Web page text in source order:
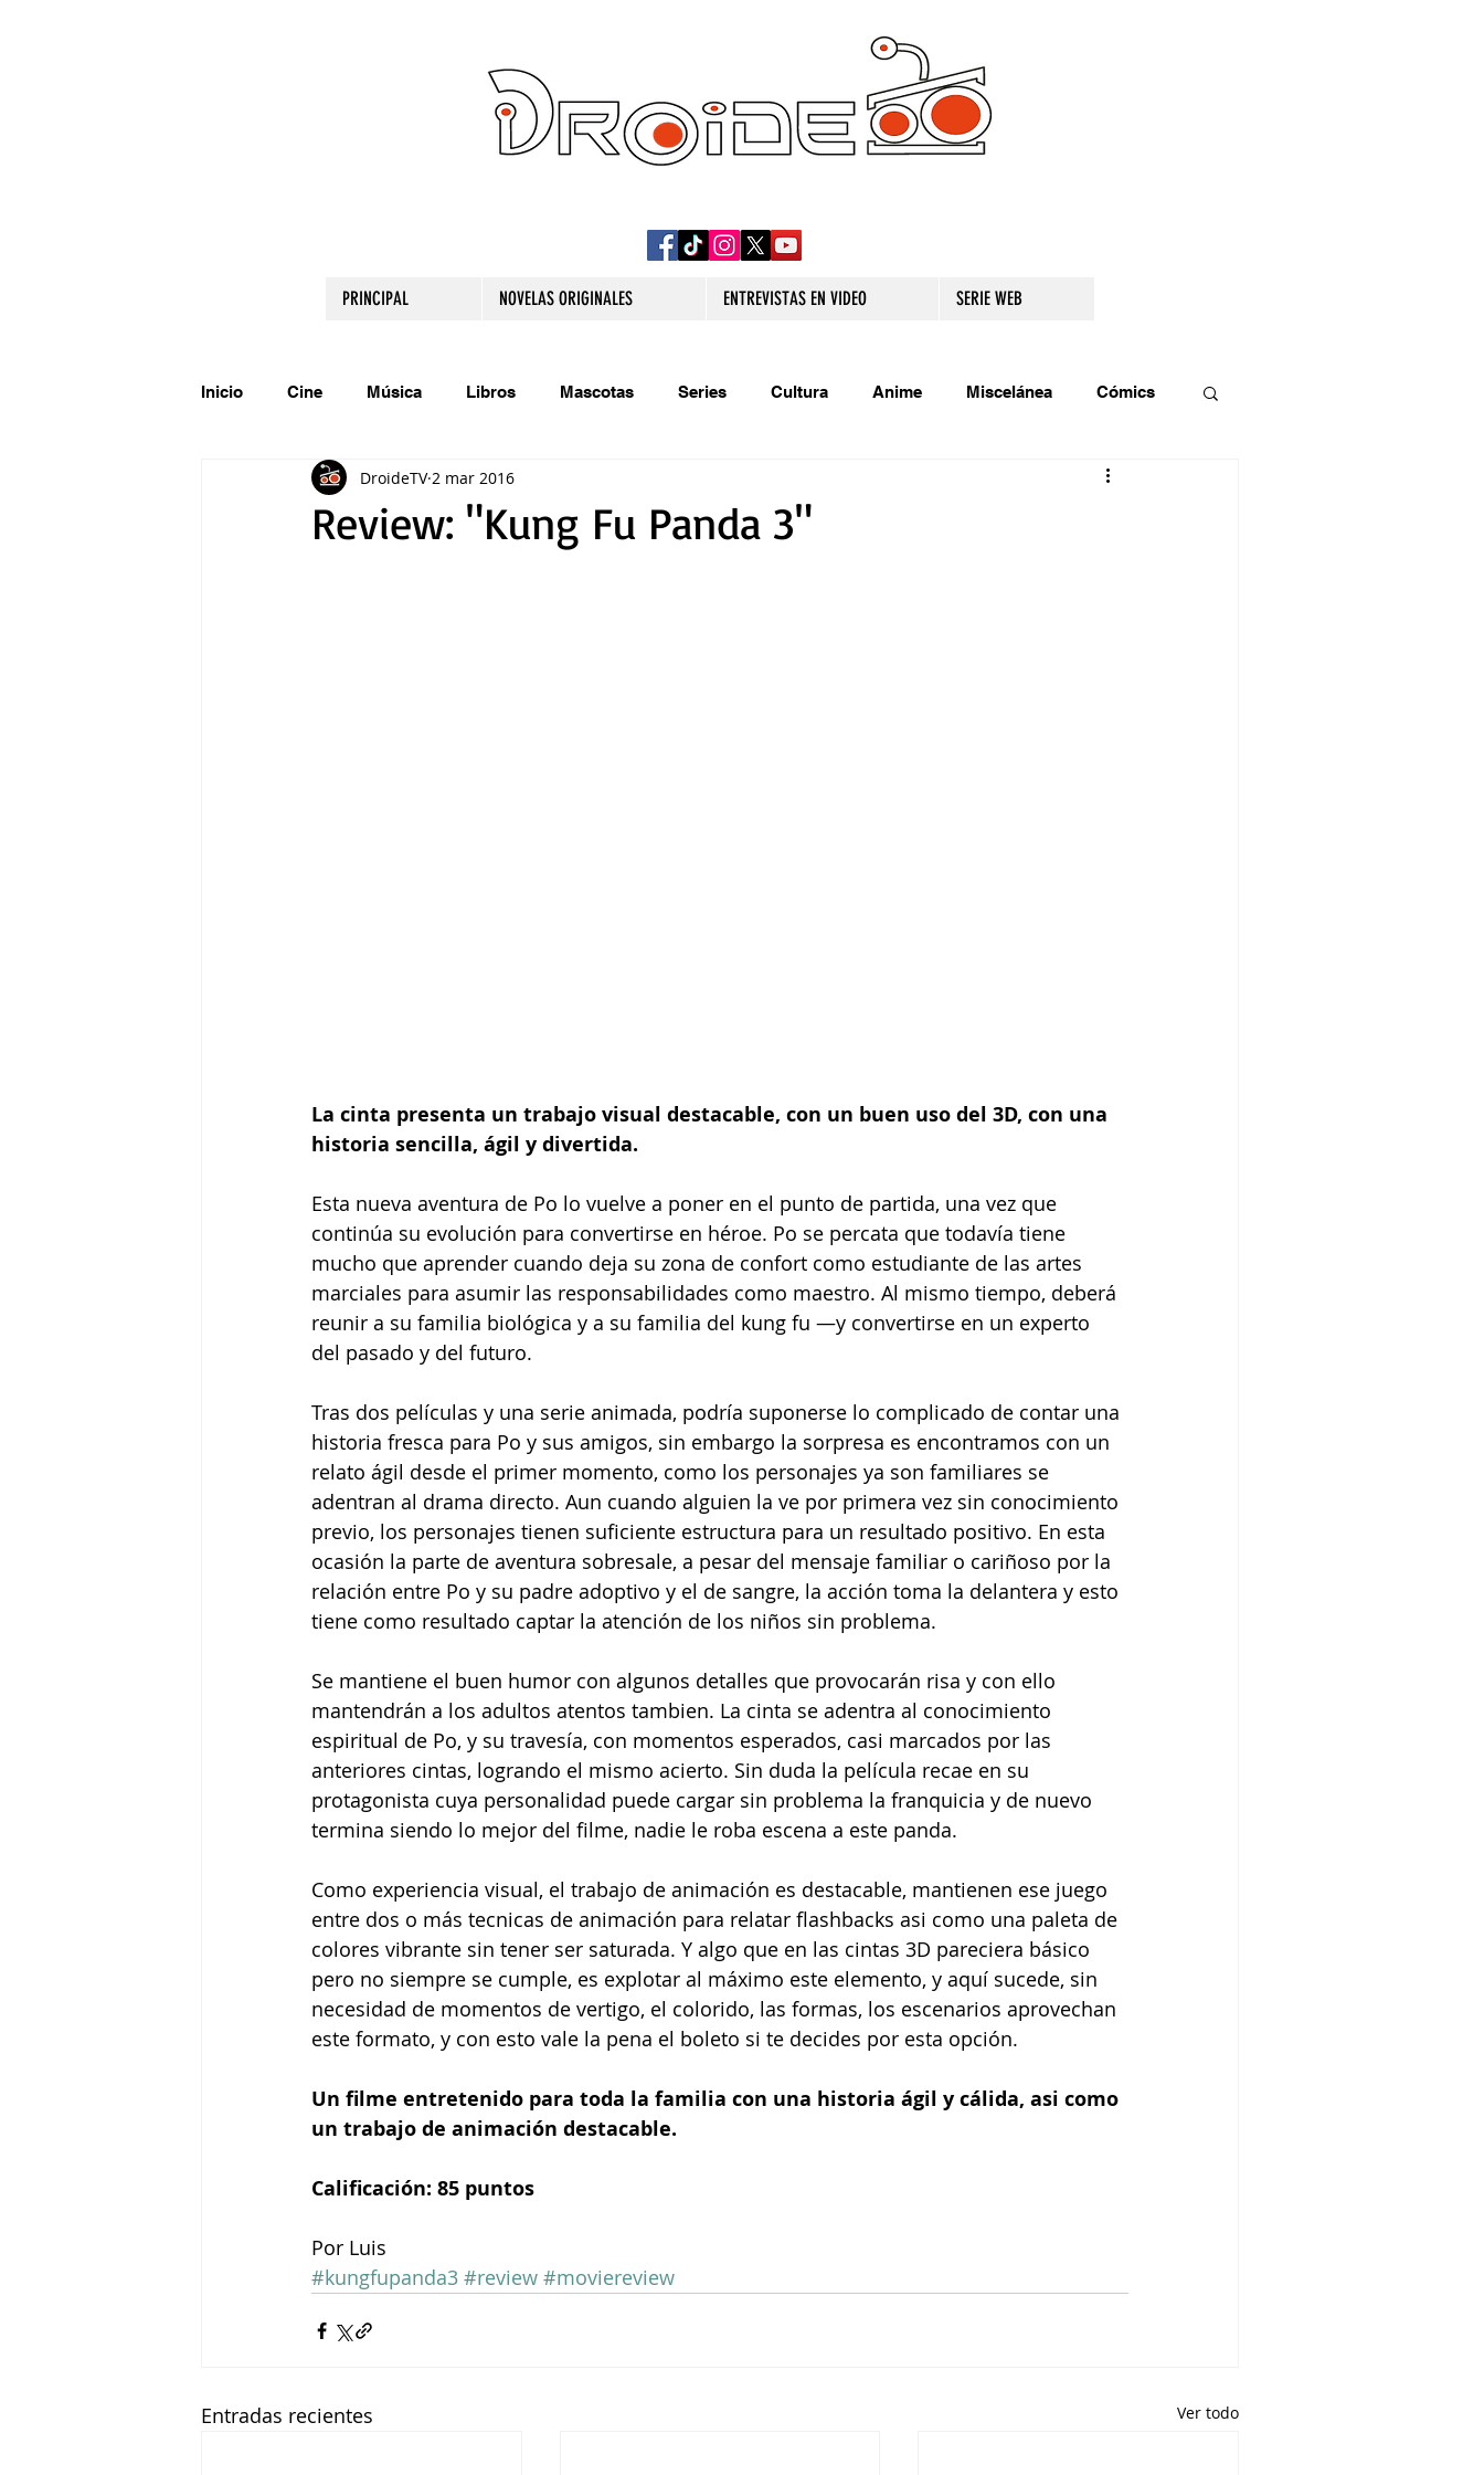
PRINCIPAL NOVELAS ORIGINALES ENTREVISTAS EN VIDEO SERIE WEB
Inicio Cine Música Libros Mascotas Series Cultura Anime Miscelánea Cómics
Comparte tu talento Relatos originales
Review: "Kung Fu Panda 3"
DroideTV 2 mar 2016
La cinta presenta un trabajo visual destacable, con un buen uso del 3D, con una
historia sencilla, ágil y divertida.
Esta nueva aventura de Po lo vuelve a poner en el punto de partida, una vez que
continúa su evolución para convertirse en héroe. Po se percata que todavía tiene
mucho que aprender cuando deja su zona de confort como estudiante de las artes
marciales para asumir las responsabilidades como maestro. Al mismo tiempo, deberá
reunir a su familia biológica y a su familia del kung fu —y convertirse en un experto
del pasado y del futuro.
Tras dos películas y una serie animada, podría suponerse lo complicado de contar una
historia fresca para Po y sus amigos, sin embargo la sorpresa es encontramos con un
relato ágil desde el primer momento, como los personajes ya son familiares se
adentran al drama directo. Aun cuando alguien la ve por primera vez sin conocimiento
previo, los personajes tienen suficiente estructura para un resultado positivo. En esta
ocasión la parte de aventura sobresale, a pesar del mensaje familiar o cariñoso por la
relación entre Po y su padre adoptivo y el de sangre, la acción toma la delantera y esto
tiene como resultado captar la atención de los niños sin problema.
Se mantiene el buen humor con algunos detalles que provocarán risa y con ello
mantendrán a los adultos atentos tambien. La cinta se adentra al conocimiento
espiritual de Po, y su travesía, con momentos esperados, casi marcados por las
anteriores cintas, logrando el mismo acierto. Sin duda la película recae en su
protagonista cuya personalidad puede cargar sin problema la franquicia y de nuevo
termina siendo lo mejor del filme, nadie le roba escena a este panda.
Como experiencia visual, el trabajo de animación es destacable, mantienen ese juego
entre dos o más tecnicas de animación para relatar flashbacks asi como una paleta de
colores vibrante sin tener ser saturada. Y algo que en las cintas 3D pareciera básico
pero no siempre se cumple, es explotar al máximo este elemento, y aquí sucede, sin
necesidad de momentos de vertigo, el colorido, las formas, los escenarios aprovechan
este formato, y con esto vale la pena el boleto si te decides por esta opción.
Un filme entretenido para toda la familia con una historia ágil y cálida, asi como
un trabajo de animación destacable.
Calificación: 85 puntos
Por Luis
#kungfupanda3 #review #moviereview
Entradas recientes Ver todo